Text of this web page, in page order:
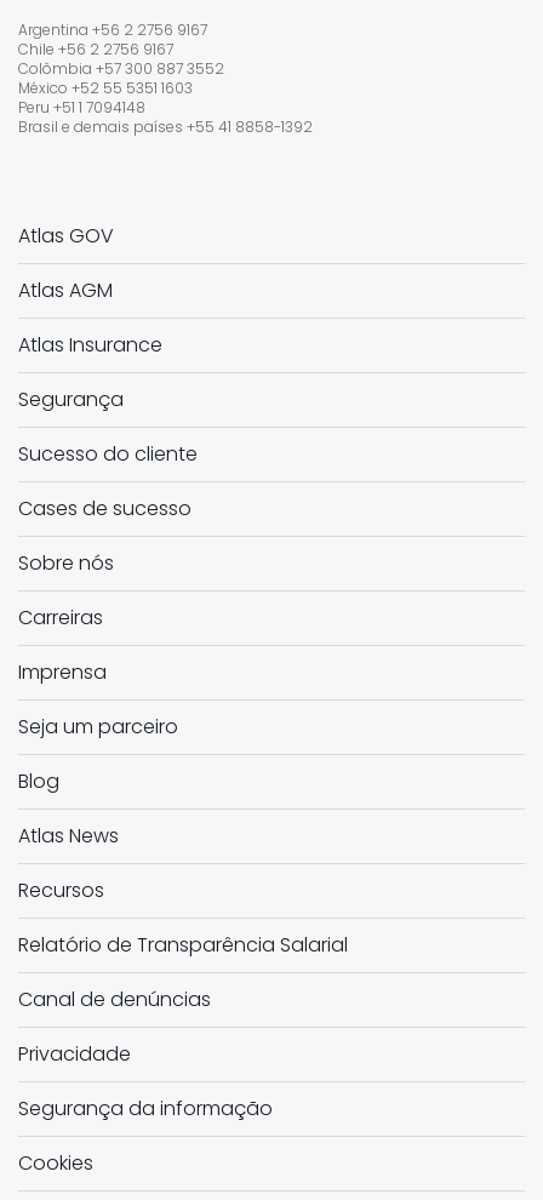
Argentina +56 2 2756 9167
Chile +56 2 2756 9167
Colômbia +57 300 887 3552
México +52 55 5351 1603
Peru +51 1 7094148
Brasil e demais países +55 41 8858-1392
Atlas GOV
Atlas AGM
Atlas Insurance
Segurança
Sucesso do cliente
Cases de sucesso
Sobre nós
Carreiras
Imprensa
Seja um parceiro
Blog
Atlas News
Recursos
Relatório de Transparência Salarial
Canal de denúncias
Privacidade
Segurança da informação
Cookies